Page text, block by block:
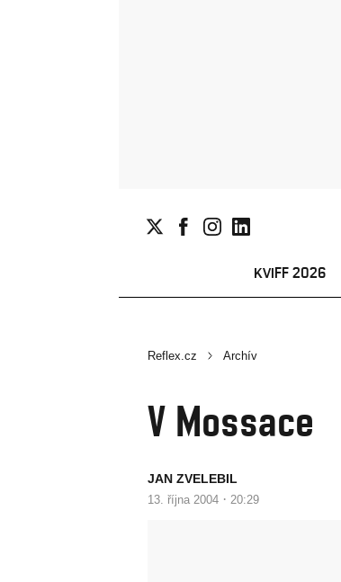
KVIFF 2026
Reflex.cz Archív
V Mossace
JAN ZVELEBIL
13. října 2004 · 20:29